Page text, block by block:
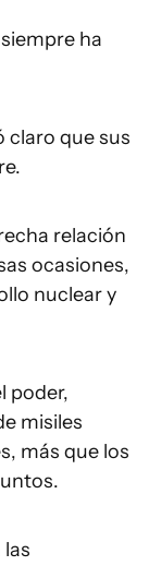
ha
claro que sus
relación
ocasiones,
nuclear y
poder,
misiles
más que los